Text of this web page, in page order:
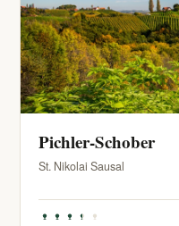
Pichler-Schober
St. Nikolai Sausal